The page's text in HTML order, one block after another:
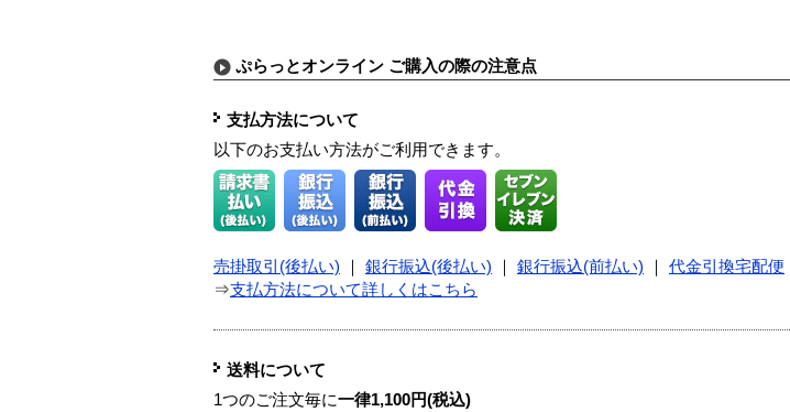
ぷらっとオンライン ご購入の際の注意点
支払方法について
以下のお支払い方法がご利用できます。
売掛取引(後払い) 銀行振込(後払い) 銀行振込(前払い) 代金引換宅配便
⇒支払方法について詳しくはこちら
送料について
1つのご注文毎に一律1,100円(税込)